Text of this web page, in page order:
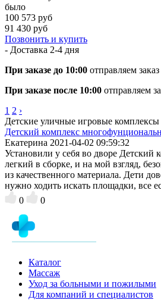
было
100 573 руб
91 430 руб
Позвонить и купить
- Доставка 2-4 дня
При заказе до 10:00 отправляем
При заказе после 10:00 отправляем
1 2 ›
Детские уличные игровые
Детский комплекс
Екатерина 2021-04-02 09:59:32
Установили у себя во дворе Детский
легкий в сборке, и на мой взгляд,
из качественного материала. Дети
нужно ходить искать площадки, все
0
0
Каталог
Массаж
Уход за больными и пожилыми
Для компаний и специалистов